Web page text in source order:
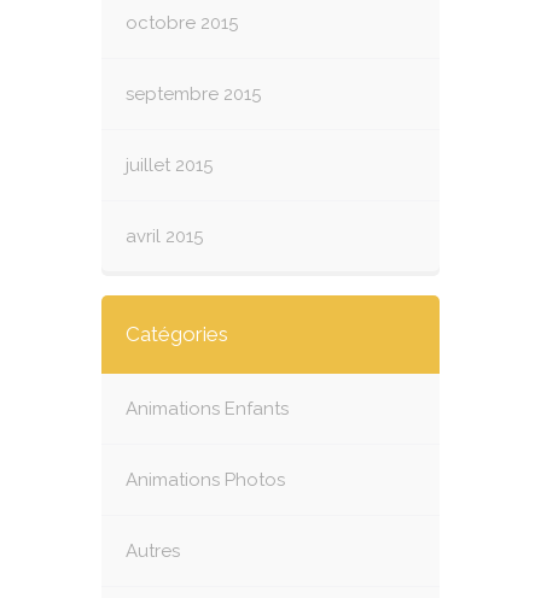
octobre 2015
septembre 2015
juillet 2015
avril 2015
Catégories
Animations Enfants
Animations Photos
Autres